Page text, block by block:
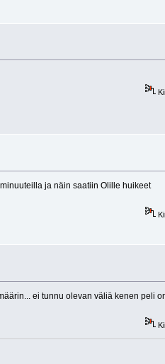
ja näin saatiin Olille huikeet
ei tunnu olevan väliä kenen peli